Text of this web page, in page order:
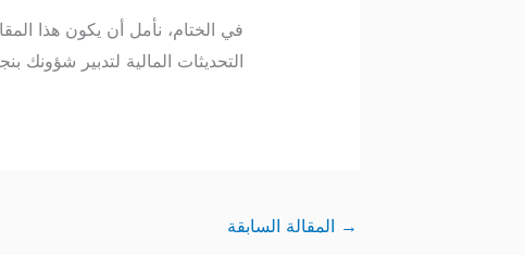
التحديثات المالية لتدبير شؤونك
→ المقالة السابقة